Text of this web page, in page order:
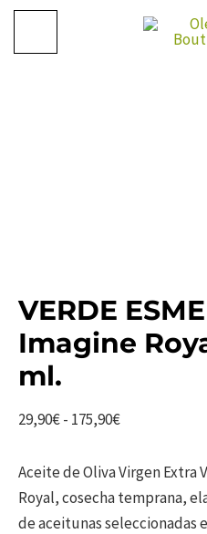
VERDE
Imagine
ml.
29,90€- 175,90€Rango
precios:
desde
29,90€
Aceite de Oliva Virgen Extra
Royal, cosecha temprana,
de aceitunas seleccionadas